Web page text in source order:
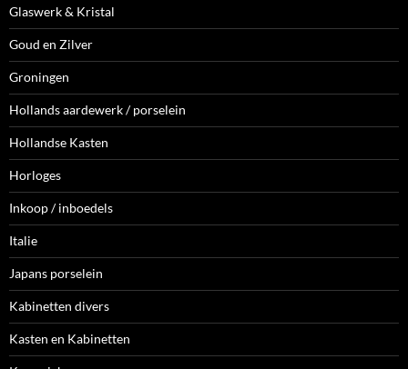
Glaswerk & Kristal
Goud en Zilver
Groningen
Hollands aardewerk / porselein
Hollandse Kasten
Horloges
Inkoop / inboedels
Italie
Japans porselein
Kabinetten divers
Kasten en Kabinetten